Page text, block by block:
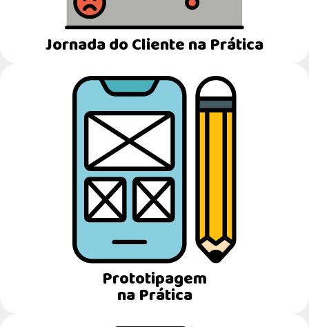
Jornada do Cliente na Prática
Prototipagem
na Prática